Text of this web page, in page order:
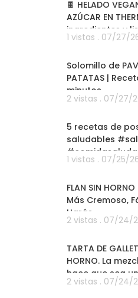
🍫 HELADO
AZÚCAR EN
ingredientes y
1 vistas . 07/27/
Solomillo de
PATATAS |
minutos
2 vistas . 07/27/
5 recetas de
saludables
#shortvideo
1 vistas . 07/25/
FLAN SIN
Más Cremoso,
Harás
2 vistas . 07/24/
TARTA DE
HORNO. La
hace que sea
2 vistas . 07/24/